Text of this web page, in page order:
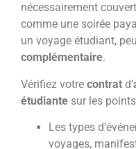
nécessairement
comme une soirée
un voyage étudiant,
complémentaire.
Vérifiez votre contrat d’
étudiante sur les
Les types
voyages,